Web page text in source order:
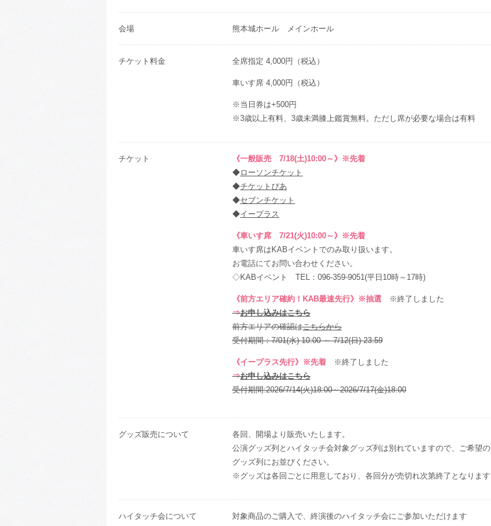
会場 熊本城ホール メインホール
チケット料金 全席指定 4,000円（税込）
車いす席 4,000円（税込）
※当日券は+500円
※3歳以上有料、3歳未満膝上鑑賞無料。ただし席が必要な場合は有料
チケット
《一般販売 7/18(土)10:00～》※先着
◆ローソンチケット
◆チケットぴあ
◆セブンチケット
◆イープラス
《車いす席 7/21(火)10:00～》※先着
車いす席はKABイベントでのみ取り扱います。
お電話にてお問い合わせください。
◇KABイベント TEL：096-359-9051(平日10時～17時)
《前方エリア確約！KAB最速先行》※抽選 ※終了しました
⇒お申し込みはこちら
前方エリアの確認はこちらから
受付期間：7/01(水) 10:00 ～ 7/12(日) 23:59
《イープラス先行》※先着 ※終了しました
⇒お申し込みはこちら
受付期間:2026/7/14(火)18:00～2026/7/17(金)18:00
グッズ販売について
各回、開場より販売いたします。
公演グッズ列とハイタッチ会対象グッズ列は別れていますので、ご希望の
グッズ列にお並びください。
※グッズは各回ごとに用意しており、各回分が売切れ次第終了となります
ハイタッチ会について
対象商品のご購入で、終演後のハイタッチ会にご参加いただけます